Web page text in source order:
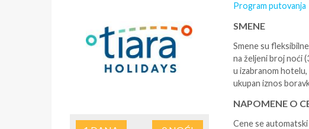
Program putovanja
SMENE
Smene su
na željeni broj noći
u izabranom
ukupan iznos
NAPOMENE O
Cene se